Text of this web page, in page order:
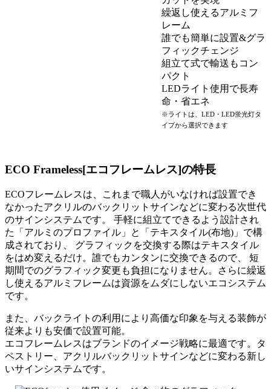
繰返し使えるアルミフ
レーム
誰でも簡単に設置&グラ
フィックチェンジ
組立て式で輸送もコン
パクト
LEDライト使用で長寿
命・省エネ
※ライトは、LED・LED蛍光灯タ
イプから選択できます
ECO Frameless[エコフレームレス]の特長
ECOフレームレスは、これまで職人がいなければ設置でき
なかったアクリルのバックリットサインなどに変わる次世代
のサインシステムです。 手軽に組立てできるよう設計され
た「アルミのプロファイル」と「テキスタイル(布地)」で構
成されており、 グラフィックを交換する際はテキスタイル
をはめ変えるだけ。誰でもカンタンに交換できるので、 短
期間でのグラフィック変更も負担になりません。さらに繰返
し使えるアルミフレームは資源をムダにしないエコシステム
です。
また、バックライトの利用により高価な印象を与える装飾が
従来よりも安価で設置可能。
エコフレームレスはブランドのイメージ戦略に最適です。タ
ペストリー、アクリルバックリットサインなどに変わる新し
いサインシステムです。